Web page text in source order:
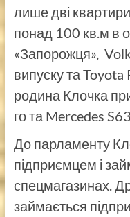
лише дві
понад 100 кв.м в
«Запорожця»,
випуску та
родина Клочка
го та Mercedes
До парламенту
підприємцем і
спецмагазинах.
займається